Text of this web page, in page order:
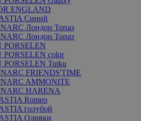
ENGLAND
Синий
Лондон Топаз
Лондон Топаз
PORSELEN
PORSELEN color
PORSELEN Tutku
FRIENDS'TIME
AMMONITE
HARENA
Romeo
голубой
Оливки